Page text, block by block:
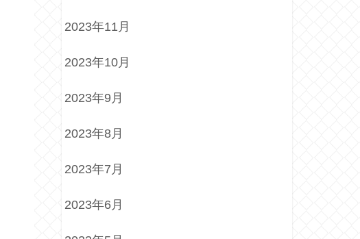
2023年11月
2023年10月
2023年9月
2023年8月
2023年7月
2023年6月